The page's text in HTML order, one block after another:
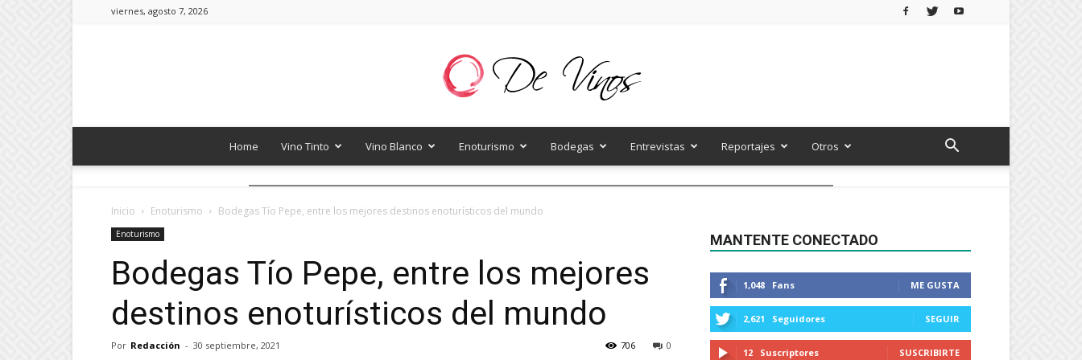
viernes, agosto 7, 2026
Home Vino Tinto Vino Blanco Enoturismo Bodegas Entrevistas Reportajes Otros
Inicio Enoturismo Bodegas Tío Pepe, entre los mejores destinos enoturísticos del mundo
Enoturismo
Bodegas Tío Pepe, entre los mejores
destinos enoturísticos del mundo
Por Redacción - 30 septiembre, 2021 0
706
MANTENTE CONECTADO
1,048 Fans ME GUSTA
2,621 Seguidores SEGUIR
12 Suscriptores SUSCRIBIRTE